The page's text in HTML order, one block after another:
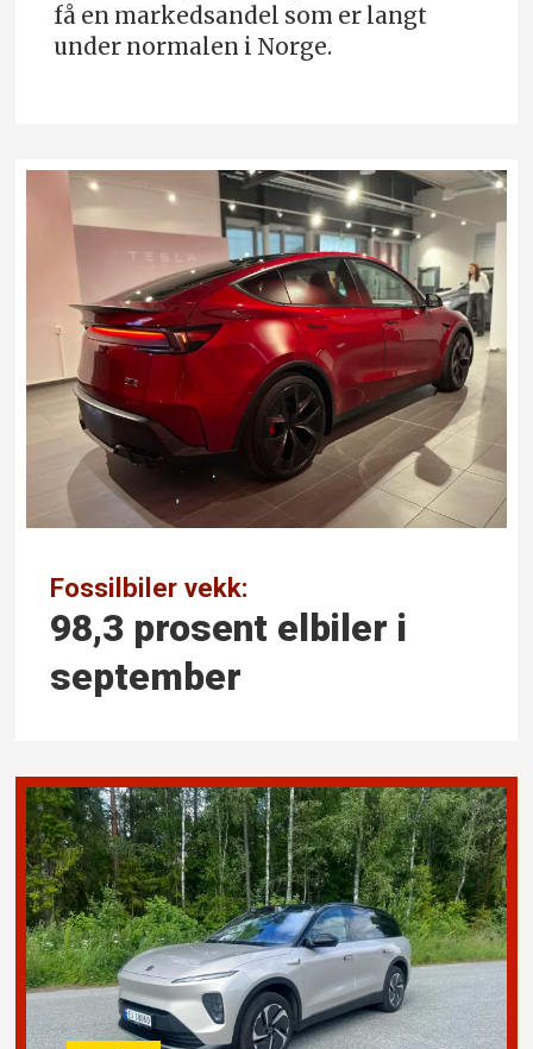
få en markedsandel som er langt
under normalen i Norge.
Fossilbiler vekk:
98,3 prosent elbiler i
september